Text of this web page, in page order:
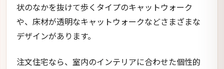
状のなかを抜けて歩くタイプのキャットウォーク
や、床材が透明なキャットウォークなどさまざまな
デザインがあります。
注文住宅なら、室内のインテリアに合わせた個性的